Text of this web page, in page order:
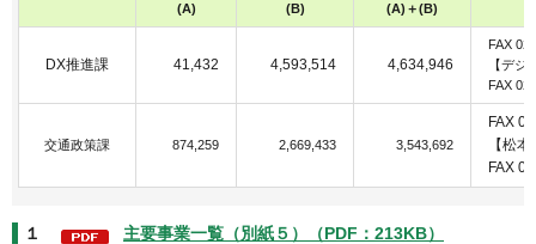
(A)
(B)
(A)＋(B)
DX推進課 41,432 4,593,514 4,634,946
FAX
【デジ
FAX
交通政策課 874,259 2,669,433 3,543,692
FAX
【松
FAX
１
主要事業一覧（別紙５）（PDF：213KB）